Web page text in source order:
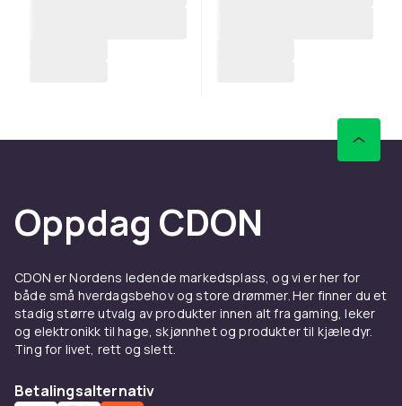
Oppdag CDON
CDON er Nordens ledende markedsplass, og vi er her for
både små hverdagsbehov og store drømmer. Her finner du et
stadig større utvalg av produkter innen alt fra gaming, leker
og elektronikk til hage, skjønnhet og produkter til kjæledyr.
Ting for livet, rett og slett.
Betalingsalternativ